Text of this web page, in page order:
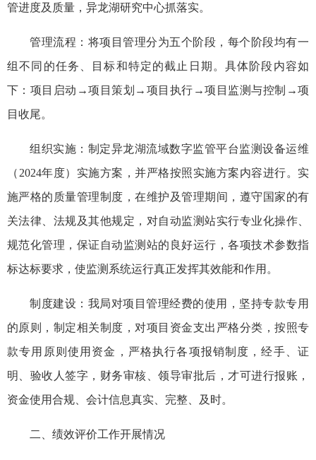
管进度及质量，异龙湖研究中心抓落实。
管理流程：将项目管理分为五个阶段，每个阶段均有一
组不同的任务、目标和特定的截止日期。具体阶段内容如
下：项目启动→项目策划→项目执行→项目监测与控制→项
目收尾。
组织实施：制定异龙湖流域数字监管平台监测设备运维
（2024年度）实施方案，并严格按照实施方案内容进行。实
施严格的质量管理制度，在维护及管理期间，遵守国家的有
关法律、法规及其他规定，对自动监测站实行专业化操作、
规范化管理，保证自动监测站的良好运行，各项技术参数指
标达标要求，使监测系统运行真正发挥其效能和作用。
制度建设：我局对项目管理经费的使用，坚持专款专用
的原则，制定相关制度，对项目资金支出严格分类，按照专
款专用原则使用资金，严格执行各项报销制度，经手、证
明、验收人签字，财务审核、领导审批后，才可进行报账，
资金使用合规、会计信息真实、完整、及时。
二、绩效评价工作开展情况